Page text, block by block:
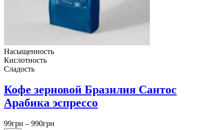
Насыщенность
Кислотность
Сладость
Кофе зерновой Бразилия Сантос
Арабика эспрессо
99грн – 990грн